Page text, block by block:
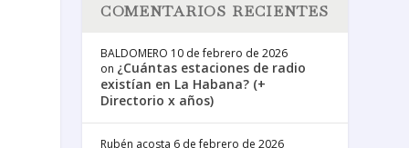
COMENTARIOS RECIENTES
BALDOMERO 10 de febrero de 2026
on ¿Cuántas estaciones de radio
existían en La Habana? (+
Directorio x años)
Rubén acosta 6 de febrero de 2026